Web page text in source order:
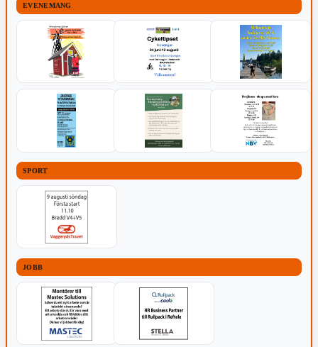
EVENEMANG
SPORT
JOBB